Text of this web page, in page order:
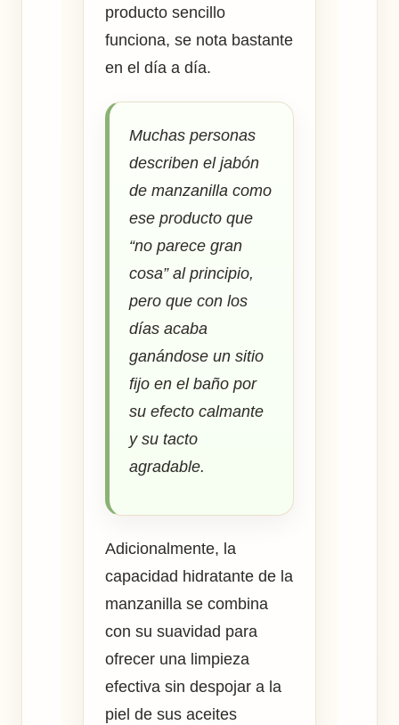
producto sencillo
funciona, se nota bastante
en el día a día.
Muchas personas
describen el jabón
de manzanilla como
ese producto que
“no parece gran
cosa” al principio,
pero que con los
días acaba
ganándose un sitio
fijo en el baño por
su efecto calmante
y su tacto
agradable.
Adicionalmente, la
capacidad hidratante de la
manzanilla se combina
con su suavidad para
ofrecer una limpieza
efectiva sin despojar a la
piel de sus aceites